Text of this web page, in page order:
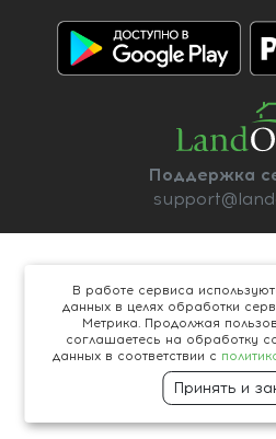
Поддержка
В работе сервиса
данных в целях обработки
Метрика. Продолжая
соглашаетесь на обработку
данных в соответствии с
Принять и